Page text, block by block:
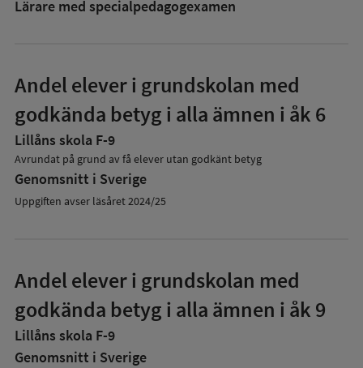
Lärare med specialpedagog­examen
Andel elever i grundskolan med
godkända betyg i alla ämnen i åk 6
Lillåns skola F-9
Avrundat på grund av få elever utan godkänt betyg
Genomsnitt i Sverige
Uppgiften avser läsåret 2024/25
Andel elever i grundskolan med
godkända betyg i alla ämnen i åk 9
Lillåns skola F-9
Genomsnitt i Sverige